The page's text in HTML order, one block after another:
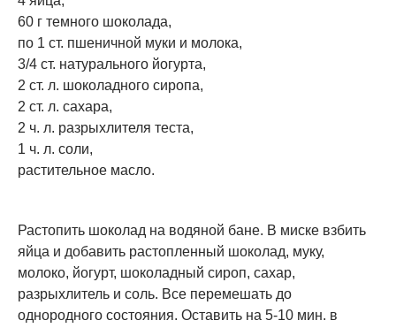
60 г темного шоколада,
по 1 ст. пшеничной муки и молока,
3/4 ст. натурального йогурта,
2 ст. л. шоколадного сиропа,
2 ст. л. сахара,
2 ч. л. разрыхлителя теста,
1 ч. л. соли,
растительное масло.
Растопить шоколад на водяной бане. В миске взбить
яйца и добавить растопленный шоколад, муку,
молоко, йогурт, шоколадный сироп, сахар,
разрыхлитель и соль. Все перемешать до
однородного состояния. Оставить на 5-10 мин. в